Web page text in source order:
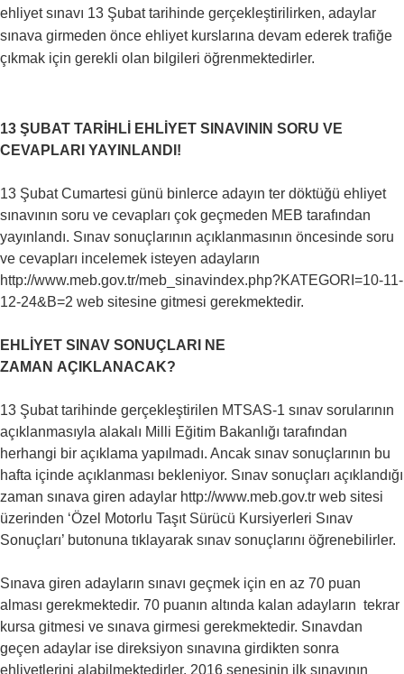
ehliyet sınavı 13 Şubat tarihinde gerçekleştirilirken, adaylar
sınava girmeden önce ehliyet kurslarına devam ederek trafiğe
çıkmak için gerekli olan bilgileri öğrenmektedirler.
13 ŞUBAT TARİHLİ EHLİYET SINAVININ SORU VE
CEVAPLARI YAYINLANDI!
13 Şubat Cumartesi günü binlerce adayın ter döktüğü ehliyet
sınavının soru ve cevapları çok geçmeden MEB tarafından
yayınlandı. Sınav sonuçlarının açıklanmasının öncesinde soru
ve cevapları incelemek isteyen adayların
http://www.meb.gov.tr/meb_sinavindex.php?KATEGORI=10-11-
12-24&B=2 web sitesine gitmesi gerekmektedir.
EHLİYET SINAV SONUÇLARI
NE
ZAMAN AÇIKLANACAK?
13 Şubat tarihinde gerçekleştirilen MTSAS-1 sınav sorularının
açıklanmasıyla alakalı Milli Eğitim Bakanlığı tarafından
herhangi bir açıklama yapılmadı. Ancak sınav sonuçlarının bu
hafta içinde açıklanması bekleniyor. Sınav sonuçları açıklandığı
zaman sınava giren adaylar http://www.meb.gov.tr web sitesi
üzerinden ‘Özel Motorlu Taşıt Sürücü Kursiyerleri Sınav
Sonuçları’ butonuna tıklayarak sınav sonuçlarını öğrenebilirler.
Sınava giren adayların sınavı geçmek için en az 70 puan
alması gerekmektedir. 70 puanın altında kalan adayların tekrar
kursa gitmesi ve sınava girmesi gerekmektedir. Sınavdan
geçen adaylar ise direksiyon sınavına girdikten sonra
ehliyetlerini alabilmektedirler. 2016 senesinin ilk sınavının